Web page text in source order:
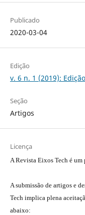
Publicado
2020-03-04
Edição
v. 6 n. 1 (2019):
Seção
Artigos
Licença
A Revista Eixos Tech é
A submissão de artigos e
Tech implica plena
abaixo: